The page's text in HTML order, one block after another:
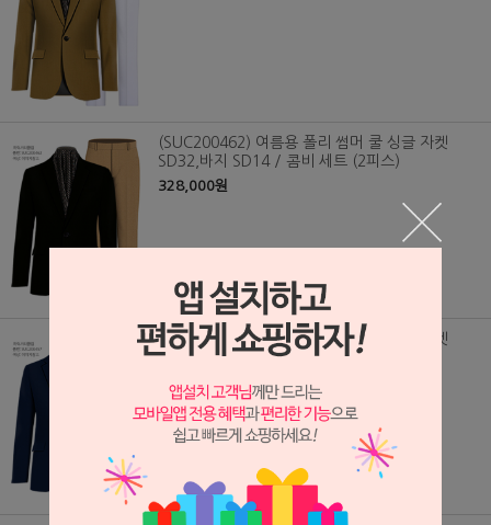
(SUC200462) 여름용 폴리 썸머 쿨 싱글 자켓
SD32,바지 SD14 / 콤비 세트 (2피스)
328,000원
(SUC200457) 여름용 폴리 썸머 쿨 싱글 자켓
SD27,바지 SD14 / 콤비 세트 (2피스)
328,000원